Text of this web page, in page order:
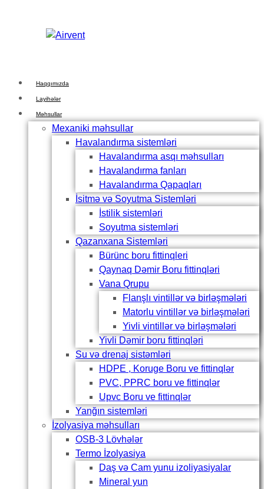
content
Haqqımızda
Layihələr
Məhsullar
Mexaniki məhsullar
Havalandırma sistemləri
Havalandırma asqı məhsulları
Havalandırma fanları
Havalandırma Qapaqları
İsitmə və Soyutma Sistemləri
İstilik sistemləri
Soyutma sistemləri
Qazanxana Sistemləri
Bürünc boru fittinqleri
Qaynaq Dəmir Boru fittinqləri
Vana Qrupu
Flanşlı vintillər və birləşmələri
Matorlu vintillər və birləşmələri
Yivli vintillər və birləşmələri
Yivli Dəmir boru fittinqləri
Su və drenaj sistəmləri
HDPE , Koruge Boru ve fittinqlər
PVC, PPRC boru ve fittinqlər
Upvc Boru ve fittinqlər
Yanğın sistemləri
İzolyasiya məhsulları
OSB-3 Lövhələr
Termo İzolyasiya
Daş və Cam yunu izoliyasiyalar
Mineral yun